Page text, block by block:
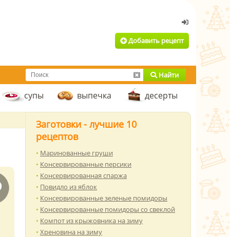
Добавить рецепт
Найти
супы выпечка десерты
Заготовки - лучшие 10
рецептов
Маринованные груши
Консервированные персики
Консервированная спаржа
Повидло из яблок
Консервированные зеленые помидоры
Консервированные помидоры со свеклой
Компот из крыжовника на зиму
Хреновина на зиму